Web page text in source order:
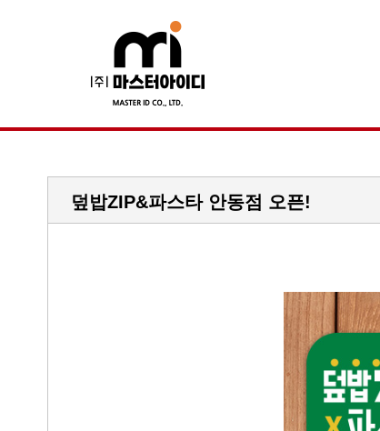
덮밥ZIP&파스타 안동점 오픈!